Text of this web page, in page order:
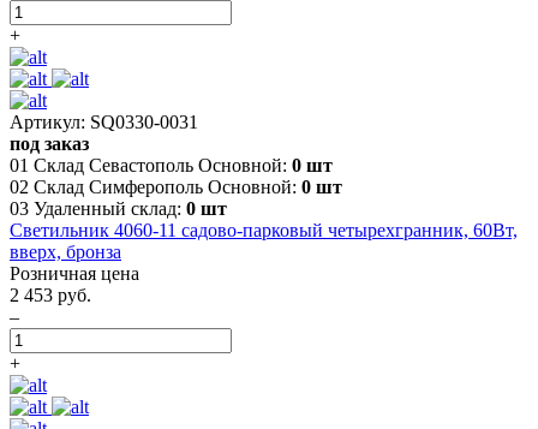
+
Артикул: SQ0330-0031
под заказ
01 Склад Севастополь Основной: 0 шт
02 Склад Симферополь Основной: 0 шт
03 Удаленный склад: 0 шт
Светильник 4060-11 садово-парковый четырехгранник, 60Вт,
вверх, бронза
Розничная цена
2 453 руб.
–
+